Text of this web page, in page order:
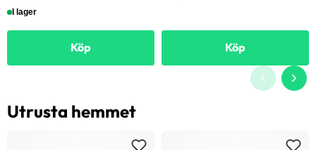
I lager
Köp Köp
Utrusta hemmet